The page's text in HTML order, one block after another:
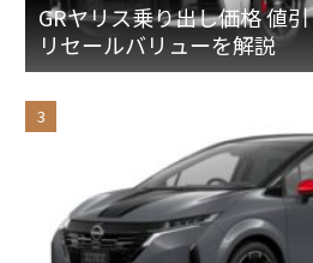
GRヤリス乗り出し価格 値
リセールバリューを解説